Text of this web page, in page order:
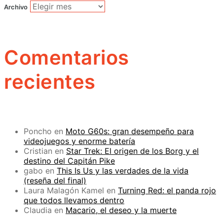
Archivo
Comentarios
recientes
Poncho en Moto G60s: gran desempeño para
videojuegos y enorme batería
Cristian en Star Trek: El origen de los Borg y el
destino del Capitán Pike
gabo en This Is Us y las verdades de la vida
(reseña del final)
Laura Malagón Kamel en Turning Red: el panda rojo
que todos llevamos dentro
Claudia en Macario, el deseo y la muerte